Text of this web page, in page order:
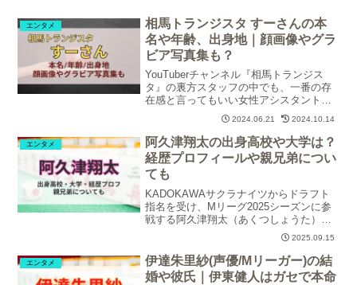
エンタメ
相馬トランジスタ すーさんの本
名や年齢、出身地｜顔画像やグラ
ビア写真集も？
YouTuberチャンネル『相馬トランジス
タ』の裏方スタッフの中でも、一番の存
在感と言ってもいい女性アシスタント・
すーさんのプロフィール「本名」「年
齢」「出身地」や「スタッフ歴」「顔画
像」「グラビア写真集」について調査・
紹介します。
2024.06.21 2024.10.14
エンタメ
阿久津翔太の出身高校や大学は？
経歴プロフィールや親兄弟につい
ても
KADOKAWAサクラナイツからドラフト
指名を受け、Mリーグ2025シーズンに参
戦する阿久津翔太（あくつしょうた）プ
ロ。20代ながらA1リーグで活躍する次世
代のホープ・阿久津プロの学歴や経歴、
プロフィール、家族について詳しく見て
いきます。
2025.09.15
エンタメ
伊達朱里紗(声優/Mリーガー)の結
婚や彼氏｜伊東健人はガセで本命